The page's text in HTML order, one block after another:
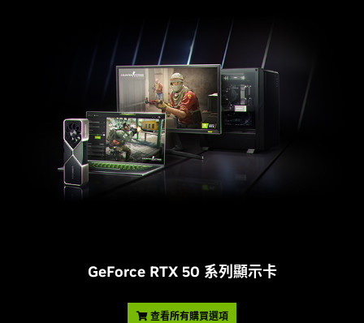
GeForce RTX 50 系列顯示卡
查看所有購買選項